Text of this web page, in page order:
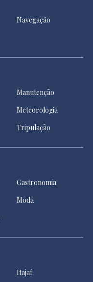
Navegação
Manutenção
Meteorologia
Tripulação
Gastronomia
Moda
Itajaí